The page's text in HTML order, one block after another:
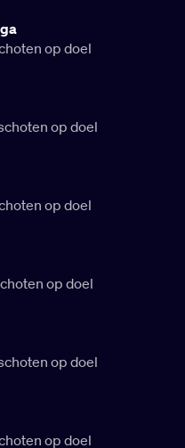
op doel
op doel
op doel
op doel
op doel
op doel